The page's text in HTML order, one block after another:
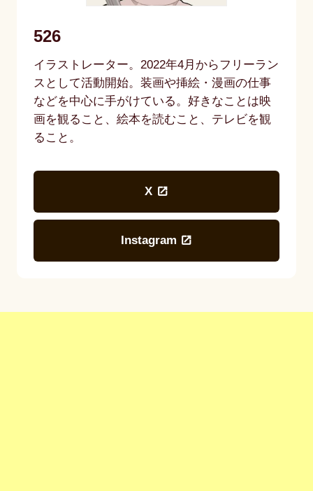
526
イラストレーター。2022年4月からフリーラン
スとして活動開始。装画や挿絵・漫画の仕事
などを中心に手がけている。好きなことは映
画を観ること、絵本を読むこと、テレビを観
ること。
X
Instagram